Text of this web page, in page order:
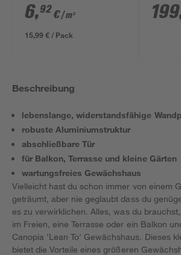
6,92€/ m²
15,99 € / Pack
cm
199
Beschreibung
lebenslange, widerstandsfähige
robuste Aluminiumstruktur
abschließbare Tür
für Balkon, Terrasse und kleine Gärten
wartungsfreies Gewächshaus
Vielleicht hast du schon immer von einem
geträumt, aber nie geglaubt dass du
es zu verwirklichen. Alles, was du
im Freien, eine Terrasse oder ein Balkon
Canopia 'Lean To' Gewächshaus. Dieses
bietet die Vorteile eines größeren